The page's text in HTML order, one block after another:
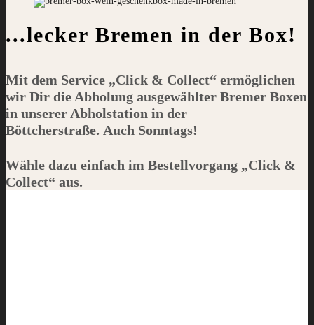
...lecker Bremen in der Box!
Mit dem Service „Click & Collect“ ermöglichen
wir Dir die Abholung ausgewählter Bremer Boxen
in unserer Abholstation in der
Böttcherstraße. Auch Sonntags!
Wähle dazu einfach im Bestellvorgang „Click &
Collect“ aus.